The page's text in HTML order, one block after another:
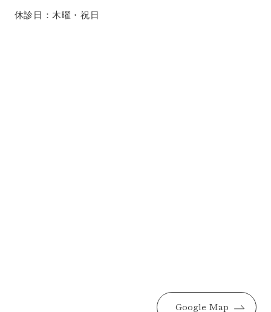
休診日：木曜・祝日
Google Map